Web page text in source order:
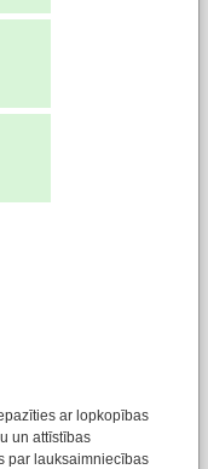
ar lopkopības
un attīstības
par lauksaimniecības